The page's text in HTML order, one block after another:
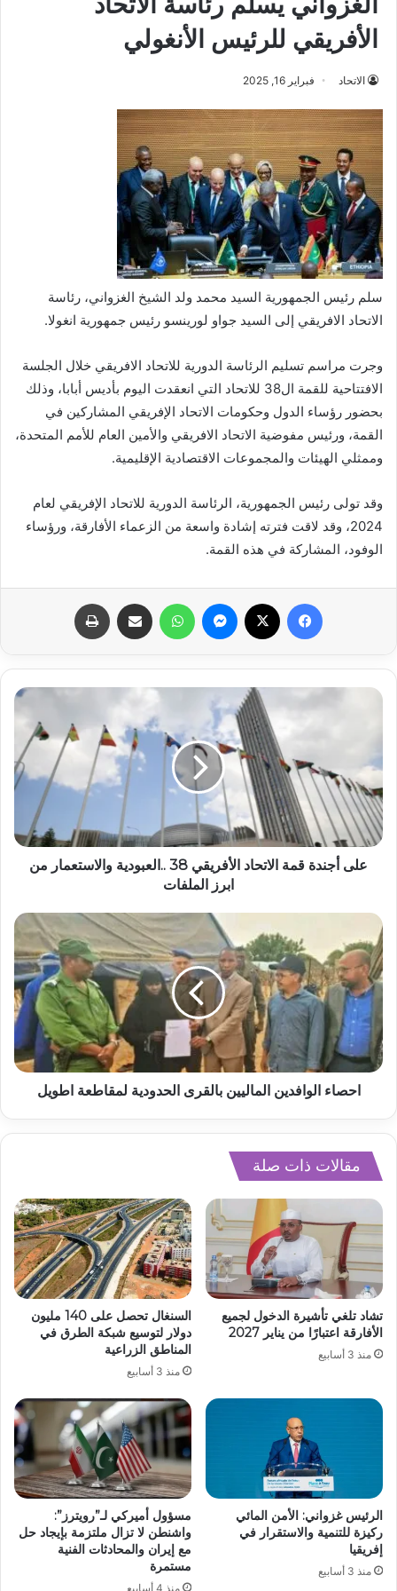
الأفريقي للرئيس الأنغولي
الاتحاد فبراير 16, 2025
سلم رئيس الجمهورية السيد محمد ولد الشيخ الغزواني، رئاسة
الاتحاد الافريقي إلى السيد جواو لورينسو رئيس جمهورية انغولا.
وجرت مراسم تسليم الرئاسة الدورية للاتحاد الافريقي خلال الجلسة
الافتتاحية للقمة ال38 للاتحاد التي انعقدت اليوم بأديس أبابا، وذلك
بحضور رؤساء الدول وحكومات الاتحاد الإفريقي المشاركين في
القمة، ورئيس مفوضية الاتحاد الافريقي والأمين العام للأمم المتحدة،
وممثلي الهيئات والمجموعات الاقتصادية الإقليمية.
وقد تولى رئيس الجمهورية، الرئاسة الدورية للاتحاد الإفريقي لعام
2024، وقد لاقت فترته إشادة واسعة من الزعماء الأفارقة، ورؤساء
الوفود، المشاركة في هذه القمة.
فيسبوك ماسنجر واتساب مشاركة عبر البريد
على أجندة قمة الاتحاد الأفريقي 38 ..العبودية والاستعمار من
ابرز الملفات
احصاء الوافدين الماليين بالقرى الحدودية لمقاطعة اطويل
مقالات ذات صلة
تشاد تلغي تأشيرة الدخول لجميع
الأفارقة اعتبارًا من يناير 2027
منذ 3 أسابيع
السنغال تحصل على 140 مليون
دولار لتوسيع شبكة الطرق في
المناطق الزراعية
منذ 3 أسابيع
الرئيس غزواني: الأمن المائي
ركيزة للتنمية والاستقرار في
إفريقيا
منذ 3 أسابيع
مسؤول أميركي لـ”رويترز”:
واشنطن لا تزال ملتزمة بإيجاد حل
مع إيران والمحادثات الفنية
مستمرة
منذ 4 أسابيع